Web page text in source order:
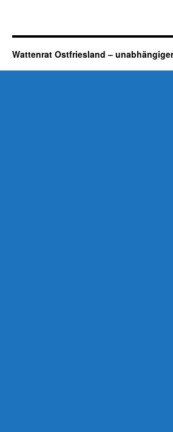
Wattenrat Ostfriesland –